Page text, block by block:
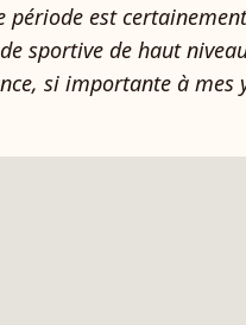
période est
sportive de haut
si importante à mes